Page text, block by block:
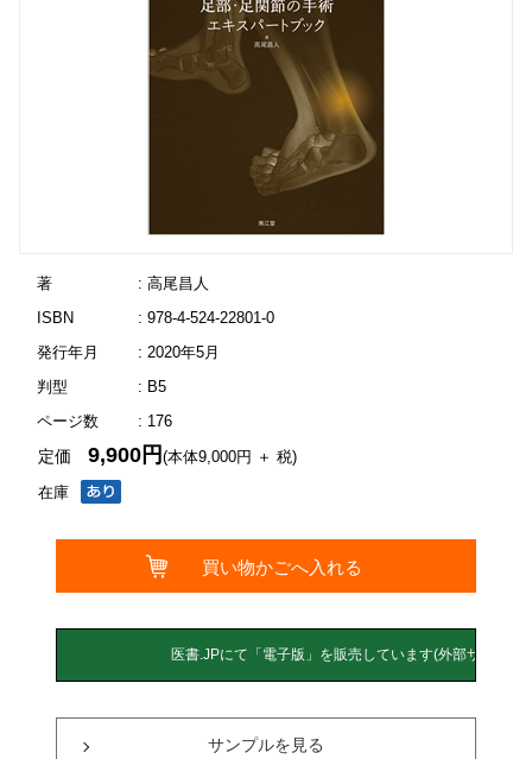
著
: 高尾昌人
ISBN
: 978-4-524-22801-0
発行年月
: 2020年5月
判型
: B5
ページ数
: 176
在庫
定価9,900円(本体9,000円 ＋ 税)
サンプルを見る